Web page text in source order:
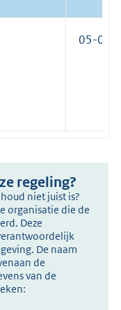
05-07-
regeling?
niet juist is?
organisatie die de
Deze
De naam
de
van de